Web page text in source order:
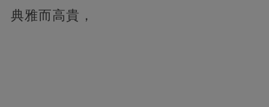
典雅而高貴，